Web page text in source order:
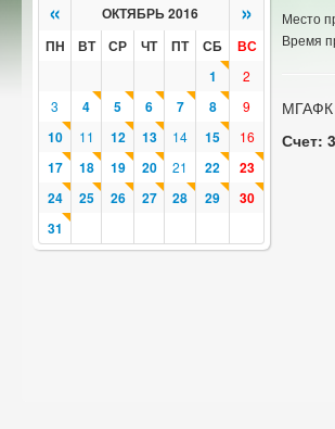
« ОКТЯБРЬ 2016 »
ПН ВТ СР ЧТ ПТ СБ
ВС
1
2
3
4 5 6 7 8 9
10 11 12 13 14 15 16
17 18 19 20 21 22
23
24
25 26 27 28 29
30
31
Место
Время
Счет: